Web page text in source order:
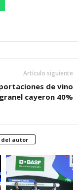
Artículo siguiente
de vino
cayeron 40%
del autor